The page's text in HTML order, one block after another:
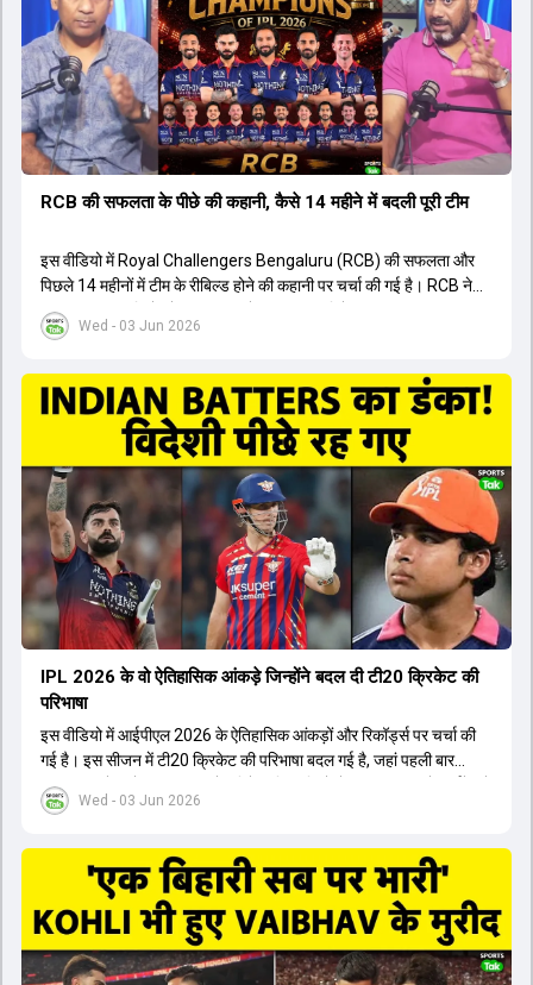
युवा खिलाड़ी का प्रदर्शन रहा है, जिसे देखने के लिए स्टेडियम में भारी भीड़ उमड़ती
थी। शानदार प्रदर्शन के बाद इस युवा खिलाड़ी को श्रीलंका में होने वाली
त्रिकोणीय सीरीज के लिए इंडिया ए टीम में भी शामिल कर लिया गया है।
Wed - 03 Jun 2026
RCB की सफलता के पीछे की कहानी, कैसे 14 महीने में बदली पूरी टीम
इस वीडियो में Royal Challengers Bengaluru (RCB) की सफलता और
पिछले 14 महीनों में टीम के रीबिल्ड होने की कहानी पर चर्चा की गई है। RCB ने
अपनी पुरानी गलतियों को स्वीकार करते हुए एक नया रिसेट बटन दबाया। टीम
मैनेजमेंट में Mo Bobat, Andy Flower, Dinesh Karthik और एनालिस्ट
के तहत Bhuvneshwar Kumar, Krunal Pandya और Rasikh Salam
जैसे भारतीय खिलाड़ियों को टीम में शामिल किया गया, जिन्होंने शानदार प्रदर्शन
किया। इसके अलावा, Virat Kohli की भूमिका में भी बदलाव देखा गया, जहां वह
अब टीम के युवा खिलाड़ियों के साथ ज्यादा जुड़े हुए नजर आते हैं। कप्तान Rajat
Patidar के नेतृत्व में टीम का कम्युनिकेशन बहुत स्पष्ट रहा है। एनालिस्ट से लेकर
मैनेजमेंट तक, सभी एक ही पेज पर रहते हैं, जिससे मैदान पर कोई कंफ्यूजन नहीं
होता। यही कारण है कि RCB ने लगातार सफलता हासिल की है।
Wed - 03 Jun 2026
IPL 2026 के वो ऐतिहासिक आंकड़े जिन्होंने बदल दी टी20 क्रिकेट की
परिभाषा
इस वीडियो में आईपीएल 2026 के ऐतिहासिक आंकड़ों और रिकॉर्ड्स पर चर्चा की
गई है। इस सीजन में टी20 क्रिकेट की परिभाषा बदल गई है, जहां पहली बार
भारतीय बल्लेबाजों का स्ट्राइक रेट विदेशी खिलाड़ियों से ज्यादा रहा। पूरे टूर्नामेंट में
1426 छक्के लगे और 65 बार टीमों ने 200 से ज्यादा का स्कोर बनाया, जो एक
स्ट्राइक रेट के साथ मोस्ट वैल्युएबल प्लेयर का खिताब जीता। इसके अलावा पंजाब
और बेंगलुरु के प्रदर्शन के साथ-साथ लक्ष्य का पीछा करने वाली टीमों की सफलता
के आंकड़ों का भी विश्लेषण किया गया है।